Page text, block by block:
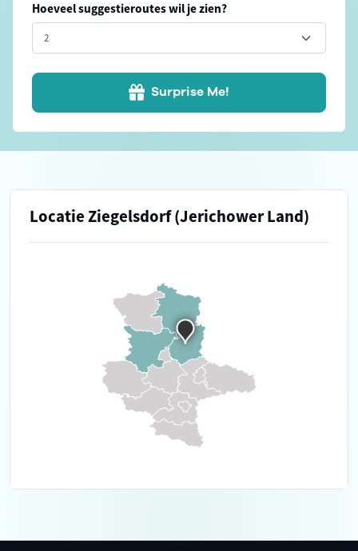
Hoeveel suggestieroutes wil je zien?
Surprise Me!
Locatie Ziegelsdorf (Jerichower Land)